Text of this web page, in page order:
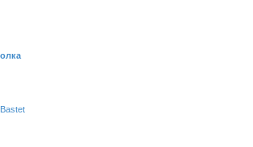
Bastet